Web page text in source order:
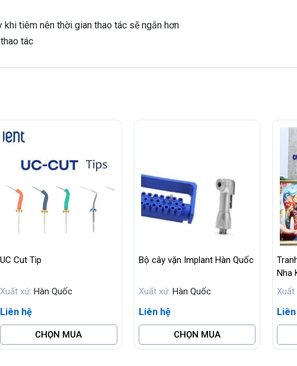
khi tiêm nên thời gian thao tác sẽ ngắn hơn
tác
UC Cut Tip
Xuất xứ: Hàn Quốc
Liên hệ
CHỌN MUA
Bộ cây vặn Implant Hàn Quốc
Xuất xứ: Hàn Quốc
Liên hệ
CHỌN MUA
Nha